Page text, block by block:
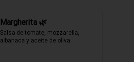
Margherita 🌿
Salsa de tomate, mozzarella,
albahaca y aceite de oliva.